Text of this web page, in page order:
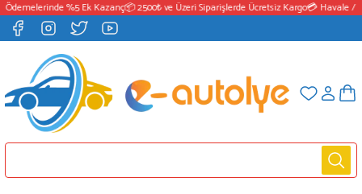
%5 Ek Kazanç📦 2500₺ ve Üzeri Siparişlerde Ücretsiz Kargo💳 Havale /